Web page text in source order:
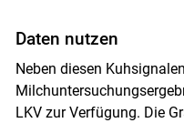
Daten nutzen
Neben diesen
LKV zur Verfügung. Die